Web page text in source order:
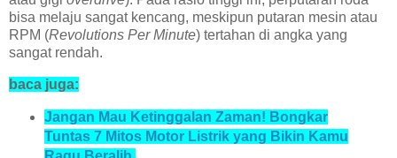
bisa melaju sangat kencang, meskipun putaran mesin atau
RPM (Revolutions Per Minute) tertahan di angka yang
sangat rendah.
baca juga:
Jangan Mau Ketinggalan Zaman! Bongkar
Tuntas 7 Mitos Motor Listrik yang Bikin Kamu